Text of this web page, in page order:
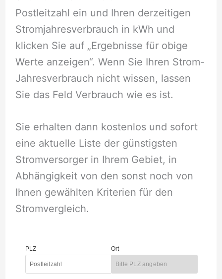
Postleitzahl ein und Ihren derzeitigen
Stromjahresverbrauch in kWh und
klicken Sie auf „Ergebnisse für obige
Werte anzeigen“. Wenn Sie Ihren Strom-
Jahresverbrauch nicht wissen, lassen
Sie das Feld Verbrauch wie es ist.
Sie erhalten dann kostenlos und sofort
eine aktuelle Liste der günstigsten
Stromversorger in Ihrem Gebiet, in
Abhängigkeit von den sonst noch von
Ihnen gewählten Kriterien für den
Stromvergleich.